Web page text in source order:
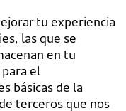
tu experiencia
las que se
en tu
el
básicas de la
terceros que nos